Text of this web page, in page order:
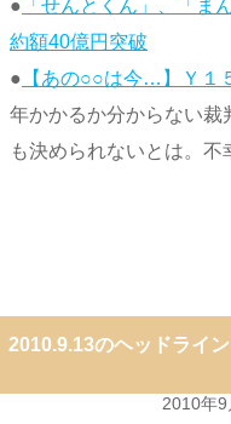
● 「せんとくん」、「ま
約額40億円突破
● 【あの○○は今…】Ｙ１
年かかるか分からない裁
も決められないとは。不
2010.9.13のヘッドライン
2010年